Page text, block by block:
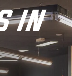
in